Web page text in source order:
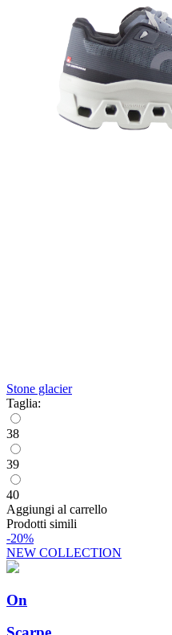
Stone glacier
Taglia:
38
39
40
Aggiungi al carrello
Prodotti simili
-20%
NEW COLLECTION
On